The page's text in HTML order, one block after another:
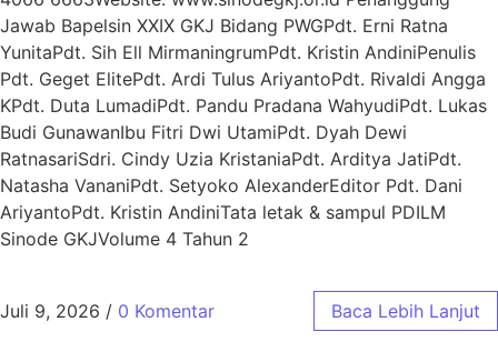
Jawab Bapelsin XXIX GKJ Bidang PWGPdt. Erni Ratna
YunitaPdt. Sih Ell MirmaningrumPdt. Kristin AndiniPenulis
Pdt. Geget ElitePdt. Ardi Tulus AriyantoPdt. Rivaldi Angga
KPdt. Duta LumadiPdt. Pandu Pradana WahyudiPdt. Lukas
Budi GunawanIbu Fitri Dwi UtamiPdt. Dyah Dewi
RatnasariSdri. Cindy Uzia KristaniaPdt. Arditya JatiPdt.
Natasha VananiPdt. Setyoko AlexanderEditor Pdt. Dani
AriyantoPdt. Kristin AndiniTata letak & sampul PDILM
Sinode GKJVolume 4 Tahun 2
Juli 9, 2026 / 0 Komentar Baca Lebih Lanjut